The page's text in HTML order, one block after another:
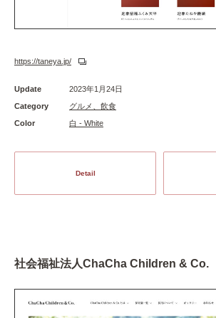
https://taneya.jp/
Update
2023年1月24日
Category
グルメ、飲食
Color
白 - White
Detail
社会福祉法人ChaCha Children & Co.